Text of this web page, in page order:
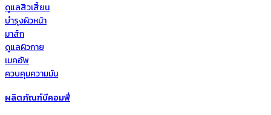
ดูแลสิวเสี้ยน
บำรุงผิวหน้า
มาส์ก
ดูแลผิวกาย
เมคอัพ
ควบคุมความมัน
ผลิตภัณฑ์บีคอมฟี่